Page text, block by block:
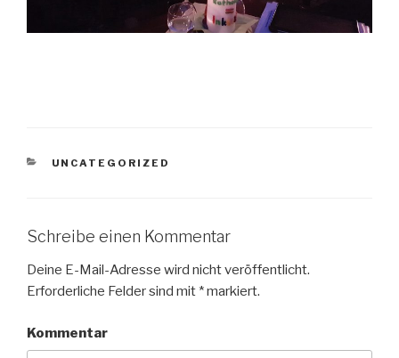
KATEGORIEN
UNCATEGORIZED
Schreibe einen Kommentar
Deine E-Mail-Adresse wird nicht veröffentlicht.
Erforderliche Felder sind mit *markiert.
Kommentar